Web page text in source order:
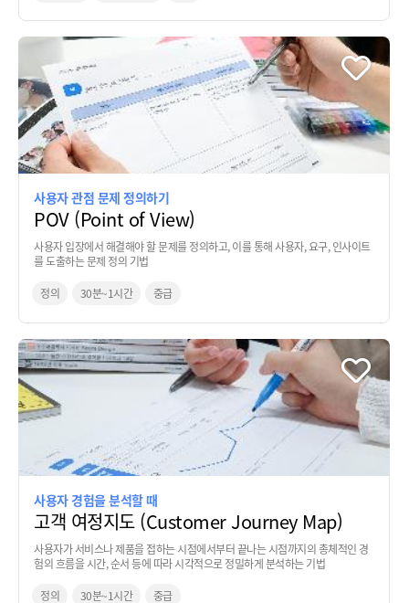
사용자 관점 문제 정의하기
POV (Point of View)
사용자 입장에서 해결해야 할 문제를 정의하고, 이를 통해 사용자, 요구, 인사이트
를 도출하는 문제 정의 기법
정의 30분~1시간 중급
사용자 경험을 분석할 때
고객 여정지도 (Customer Journey Map)
사용자가 서비스나 제품을 접하는 시점에서부터 끝나는 시점까지의 총체적인 경
험의 흐름을 시간, 순서 등에 따라 시각적으로 정밀하게 분석하는 기법
정의 30분~1시간 중급